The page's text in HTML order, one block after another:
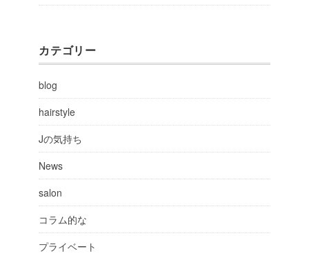
カテゴリー
blog
hairstyle
Jの気持ち
News
salon
コラム的な
プライベート